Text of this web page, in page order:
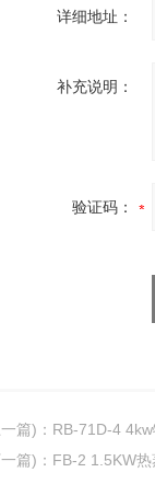
详细地址：
补充说明：
验证码：
篇) ： RB-71D-4
篇) ： FB-2 1.5KW